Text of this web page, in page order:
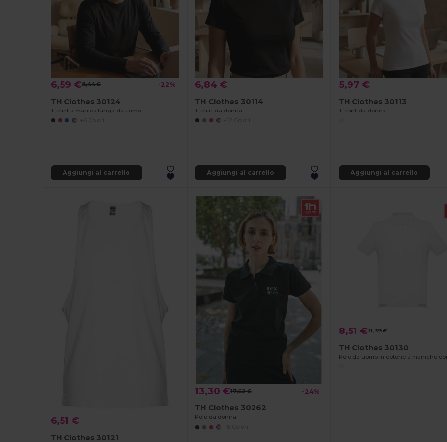
6,59 €8,44 € -22%
TH Clothes 30124
T-shirt a manica lunga da uomo
Aggiungi al carrello
6,84 €
TH Clothes 30114
T-shirt da donna
Aggiungi al carrello
5,97 €
TH Clothes 30113
T-shirt da donna
Aggiungi al carrello
6,51 €
TH Clothes 30121
13,30 €17,62 € -24%
TH Clothes 30262
Polo da donna
8,51 €11,39 €
TH Clothes 30130